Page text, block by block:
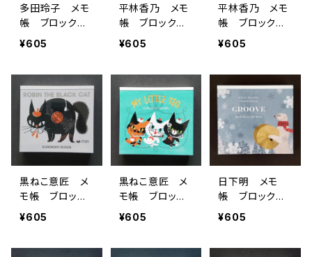
多田玲子 メモ
帳 ブロックメ
モ DOG YEAR
¥605
平林香乃 メモ
帳 ブロックメ
モ WASHOKU
¥605
平林香乃 メモ
帳 ブロックメ
モ キッチンツ
¥605
黒ねこ意匠 メ
モ帳 ブロック
メモ ROBIN T
¥605
黒ねこ意匠 メ
モ帳 ブロック
メモ MY LITT
¥605
日下明 メモ
帳 ブロックメ
モ GROOVE
¥605